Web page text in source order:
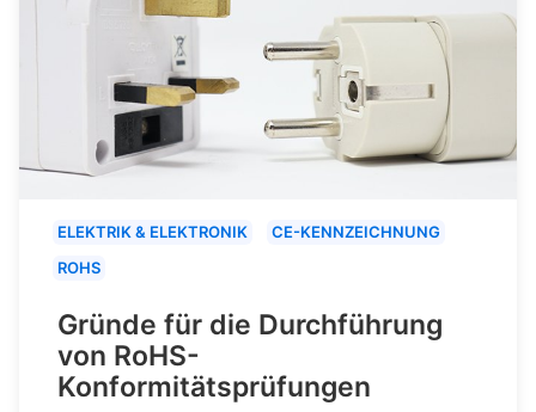
ELEKTRIK & ELEKTRONIK
CE-KENNZEICHNUNG
ROHS
Gründe für die Durchführung
von RoHS-
Konformitätsprüfungen